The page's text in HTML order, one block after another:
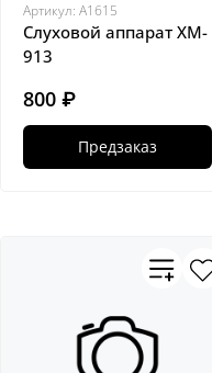
Артикул: A1615
Слуховой аппарат XM-
913
800 ₽
Предзаказ